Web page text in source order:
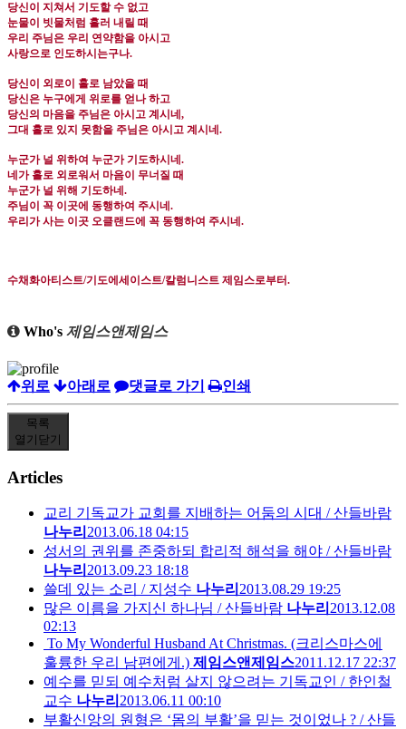
당신이 지쳐서 기도할 수 없고
눈물이 빗물처럼 흘러 내릴 때
우리 주님은 우리 연약함을 아시고
사랑으로 인도하시는구나.
당신이 외로이 홀로 남았을 때
당신은 누구에게 위로를 얻나 하고
당신의 마음을 주님은 아시고 계시네 ,
그대 홀로 있지 못함을 주님은 아시고 계시네 .
누군가 널 위하여 누군가 기도하시네 .
네가 홀로 외로워서 마음이 무너질 때
누군가 널 위해 기도하네 .
주님이 꼭 이곳에 동행하여 주시네 .
우리가 사는 이곳 오클랜드에 꼭 동행하여 주시네.
수채화아티스트/기도에세이스트/칼럼니스트 제임스로부터.
Who's 제임스앤제임스
위로 아래로 댓글로 가기 인쇄
목록
열기 닫기
Articles
교리 기독교가 교회를 지배하는 어둠의 시대 / 산들바람
나누리 2013.06.18 04:15
성서의 권위를 존중하되 합리적 해석을 해야 / 산들바람
나누리 2013.09.23 18:18
쓸데 있는 소리 / 지성수 나누리 2013.08.29 19:25
많은 이름을 가지신 하나님 / 산들바람 나누리 2013.12.08
02:13
To My Wonderful Husband At Christmas. (크리스마스에
훌륭한 우리 남편에게.) 제임스앤제임스2011.12.17 22:37
예수를 믿되 예수처럼 살지 않으려는 기독교인 / 한인철
교수 나누리 2013.06.11 00:10
부활신앙의 원형은 ‘몸의 부활’을 믿는 것이었나 ? / 산들